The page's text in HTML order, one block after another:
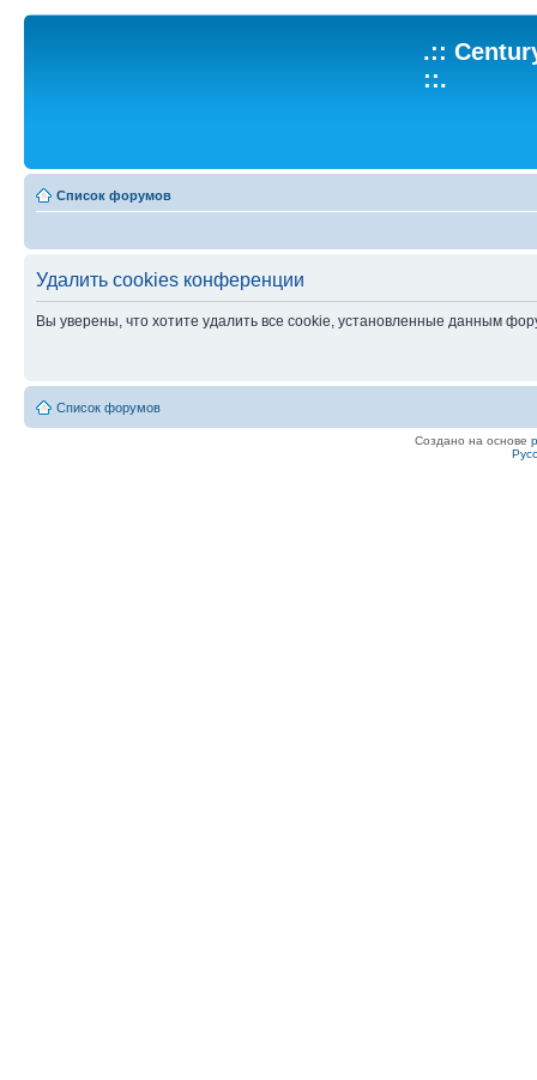
.::
::.
Список форумов
Удалить cookies конференции
Вы уверены, что хотите удалить все cookie, установленные данным
Список форумов
Создано на основе